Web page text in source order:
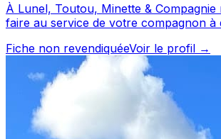
À Lunel, Toutou, Minette & Compagnie
faire au service de votre compagnon à
service attentionné pour votre compagnon.
ses prestations et contactez-le
fiche. Toutou, Minette & Compagnie est un
professionnel du service canin situé à
⭐⭐⭐⭐ sur Google Maps avec 9 avis.
Fiche non revendiquéeVoir le profil →